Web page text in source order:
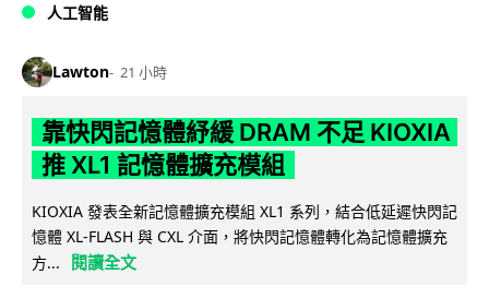
人工智能
Lawton 21 小時
靠快閃記憶體紓緩 DRAM 不足 KIOXIA
推 XL1 記憶體擴充模組
KIOXIA 發表全新記憶體擴充模組 XL1 系列，結合低延遲快閃記
憶體 XL-FLASH 與 CXL 介面，將快閃記憶體轉化為記憶體擴充
方...
閱讀全文